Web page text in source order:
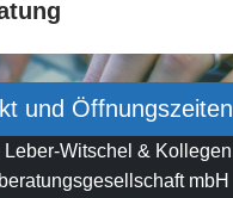
und Öffnungszeiten
Witschel & Kollegen
mbH